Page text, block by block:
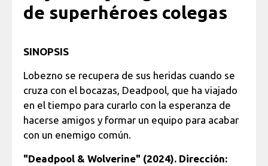
de superhéroes colegas
SINOPSIS
Lobezno se recupera de sus heridas cuando se
cruza con el bocazas, Deadpool, que ha viajado
en el tiempo para curarlo con la esperanza de
hacerse amigos y formar un equipo para acabar
con un enemigo común.
"Deadpool & Wolverine" (2024). Dirección: